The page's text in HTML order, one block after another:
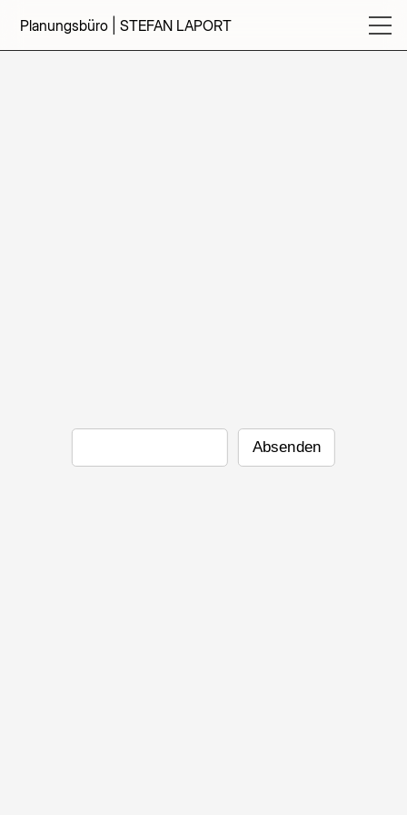
Planungsbüro | STEFAN LAPORT